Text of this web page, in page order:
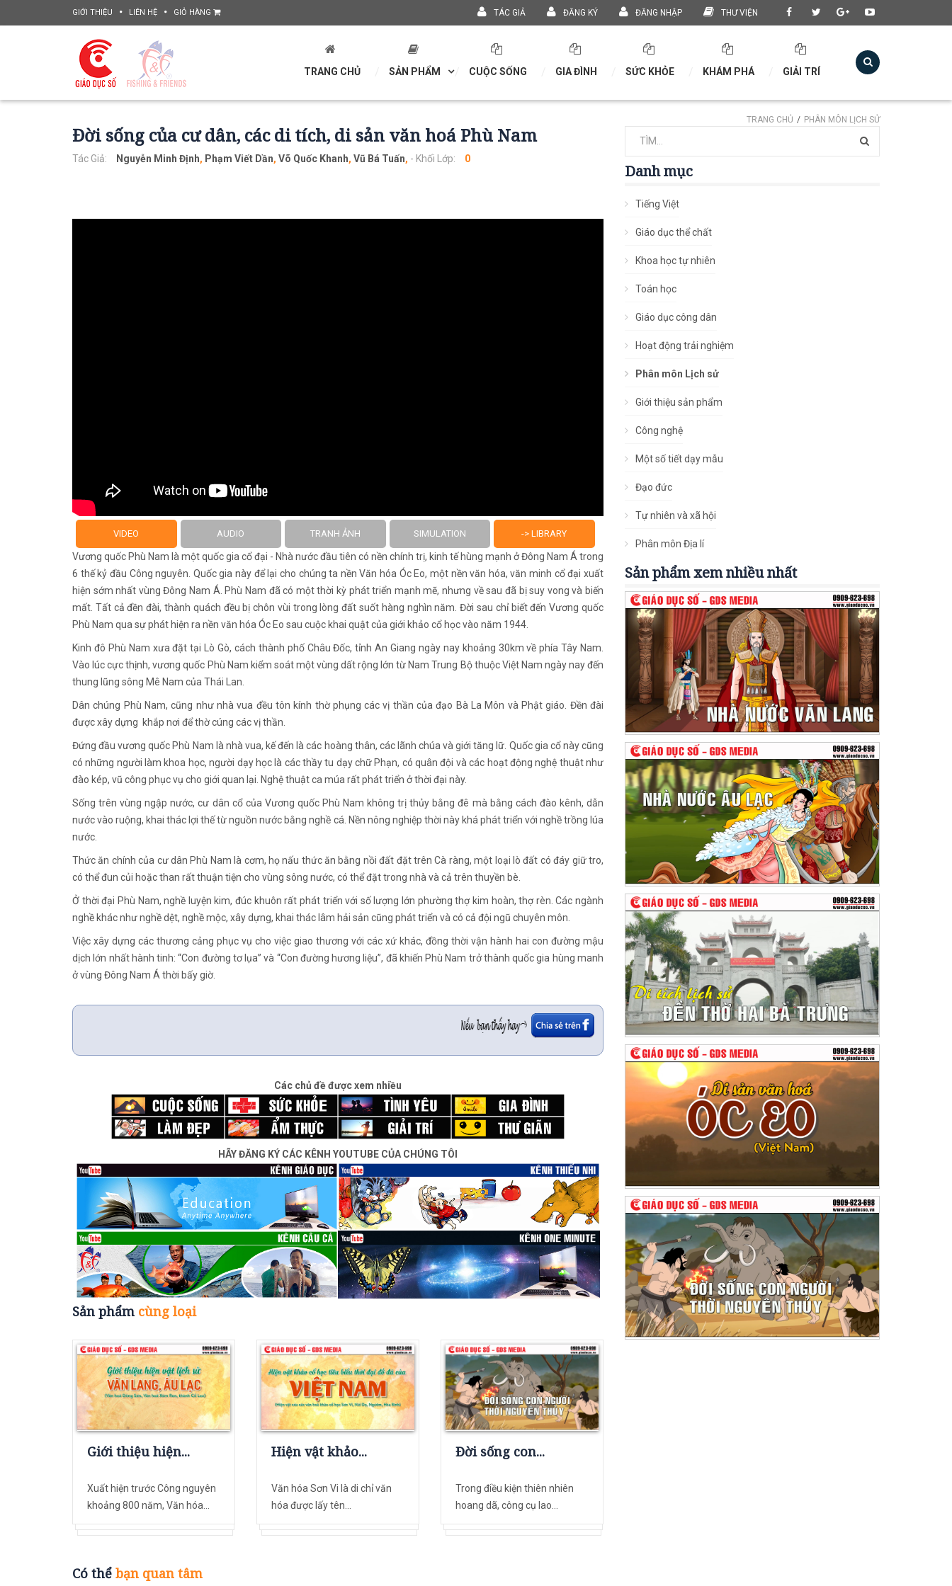
GIỚI THIỆU LIÊN HỆ GIỎ HÀNG TÁC GIẢ ĐĂNG KÝ ĐĂNG NHẬP THƯ VIỆN
TRANG CHỦ SẢN PHẨM CUỘC SỐNG GIA ĐÌNH SỨC KHỎE KHÁM PHÁ GIẢI TRÍ
TRANG CHỦ PHÂN MÔN LỊCH SỬ
Đời sống của cư dân, các di tích, di sản văn hoá Phù Nam
Tác Giả: Nguyễn Minh Định, Phạm Viết Dần, Võ Quốc Khanh, Vũ Bá Tuấn, - Khối Lớp: 0
VIDEO AUDIO TRANH ẢNH SIMULATION -> LIBRARY
Vương quốc Phù Nam là một quốc gia cổ đại - Nhà nước đầu tiên có nền chính trị, kinh tế hùng mạnh ở Đông Nam Á trong
6 thế kỷ đầu Công nguyên. Quốc gia này để lại cho chúng ta nền Văn hóa Óc Eo, một nền văn hóa, văn minh cổ đại xuất
hiện sớm nhất vùng Đông Nam Á. Phù Nam đã có một thời kỳ phát triển mạnh mẽ, nhưng về sau đã bị suy vong và biến
mất. Tất cả đền đài, thành quách đều bị chôn vùi trong lòng đất suốt hàng nghìn năm. Đời sau chỉ biết đến Vương quốc
Phù Nam qua sự phát hiện ra nền văn hóa Óc Eo sau cuộc khai quật của giới khảo cổ học vào năm 1944.
Kinh đô Phù Nam xưa đặt tại Lò Gò, cách thành phố Châu Đốc, tỉnh An Giang ngày nay khoảng 30km về phía Tây Nam.
Vào lúc cực thịnh, vương quốc Phù Nam kiểm soát một vùng dất rộng lớn từ Nam Trung Bộ thuộc Việt Nam ngày nay đến
thung lũng sông Mê Nam của Thái Lan.
Dân chúng Phù Nam, cũng như nhà vua đều tôn kính thờ phụng các vị thần của đạo Bà La Môn và Phật giáo. Đền đài
được xây dựng khắp nơi để thờ cúng các vị thần.
Đứng đầu vương quốc Phù Nam là nhà vua, kế đến là các hoàng thân, các lãnh chúa và giới tăng lữ. Quốc gia cổ này cũng
có những người làm khoa học, người dạy học là các thầy tu dạy chữ Phạn, có quân đội và các hoạt động nghệ thuật như
đào kép, vũ công phục vụ cho giới quan lại. Nghệ thuật ca múa rất phát triển ở thời đại này.
Sống trên vùng ngập nước, cư dân cổ của Vương quốc Phù Nam không trị thủy bằng đê mà bằng cách đào kênh, dẫn
nước vào ruộng, khai thác lợi thế từ nguồn nước bằng nghề cá. Nền nông nghiệp thời này khá phát triển với nghề trồng lúa
nước.
Thức ăn chính của cư dân Phù Nam là cơm, họ nấu thức ăn bằng nồi đất đặt trên Cà ràng, một loại lò đất có đáy giữ tro,
có thể đun củi hoặc than rất thuận tiện cho vùng sông nước, có thể đặt trong nhà và cả trên thuyền bè.
Ở thời đại Phù Nam, nghề luyện kim, đúc khuôn rất phát triển với số lượng lớn phường thợ kim hoàn, thợ rèn. Các ngành
nghề khác như nghề dệt, nghề mộc, xây dựng, khai thác lâm hải sản cũng phát triển và có cả đội ngũ chuyên môn.
Việc xây dựng các thương cảng phục vụ cho việc giao thương với các xứ khác, đồng thời vận hành hai con đường mậu
dịch lớn nhất hành tinh: “Con đường tơ lụa” và “Con đường hương liệu”, đã khiến Phù Nam trở thành quốc gia hùng manh
ở vùng Đông Nam Á thời bấy giờ.
Các chủ đề được xem nhiều
HÃY ĐĂNG KÝ CÁC KÊNH YOUTUBE CỦA CHÚNG TÔI
Sản phẩm cùng loại
Giới thiệu hiện...
Xuất hiện trước Công nguyên
khoảng 800 năm, Văn hóa...
Hiện vật khảo...
Văn hóa Sơn Vi là di chỉ văn
hóa được lấy tên...
Đời sống con...
Trong điều kiện thiên nhiên
hoang dã, công cụ lao...
Có thể bạn quan tâm
Danh mục
Tiếng Việt
Giáo dục thể chất
Khoa học tự nhiên
Toán học
Giáo dục công dân
Hoạt động trải nghiệm
Phân môn Lịch sử
Giới thiệu sản phẩm
Công nghệ
Một số tiết dạy mẫu
Đạo đức
Tự nhiên và xã hội
Phân môn Địa lí
Sản phẩm xem nhiều nhất